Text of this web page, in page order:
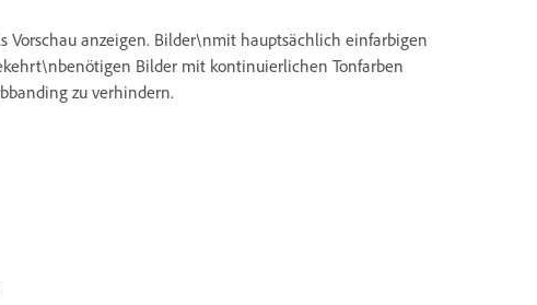
Vorschau anzeigen. Bilder\nmit hauptsächlich einfarbigen
Bilder mit kontinuierlichen Tonfarben
zu verhindern.